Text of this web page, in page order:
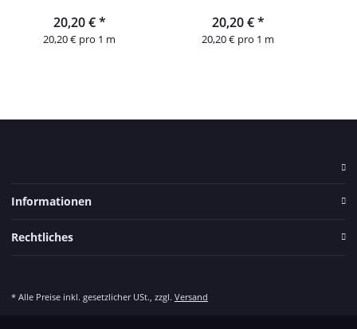
20,20 €*
20,20 € pro 1 m
20,20 €*
20,20 € pro 1 m
Informationen
Rechtliches
* Alle Preise inkl. gesetzlicher USt., zzgl. Versand